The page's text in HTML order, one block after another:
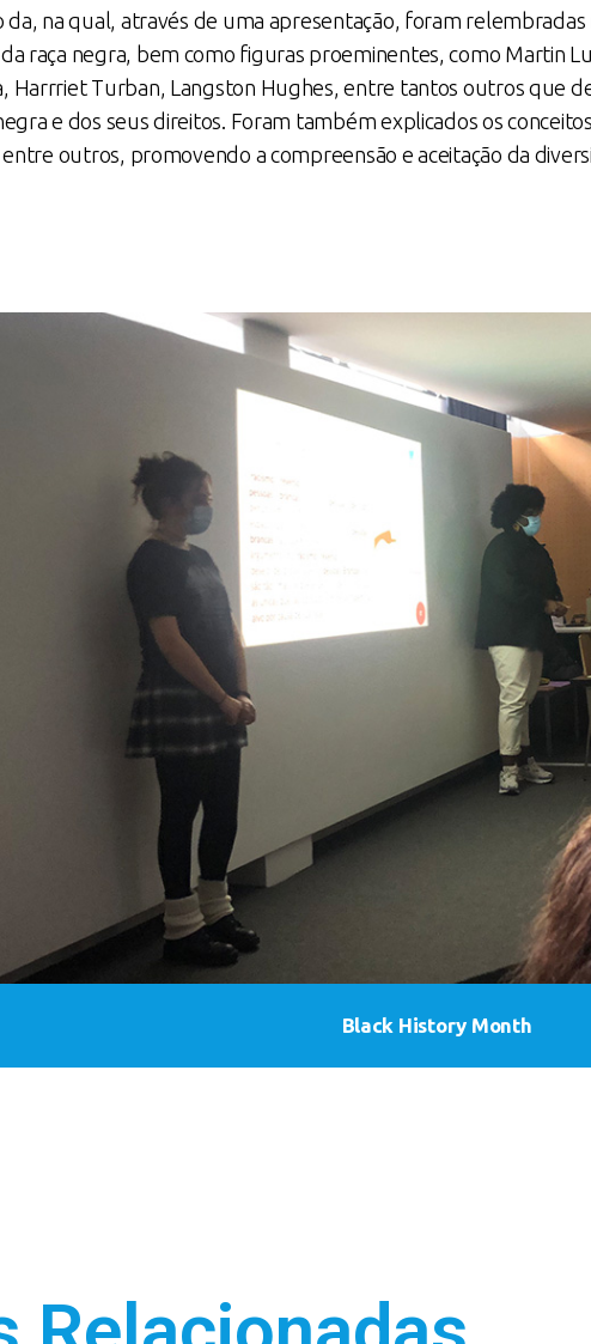
da, na qual, através de uma apresentação, foram
raça negra, bem como figuras proeminentes, como Martin
Harrriet Turban, Langston Hughes, entre tantos outros que
e dos seus direitos. Foram também explicados os
entre outros, promovendo a compreensão e aceitação da
Black History Month